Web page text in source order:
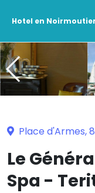
Hotel en Noirmoutier
Place d'Armes,
Le
Spa -